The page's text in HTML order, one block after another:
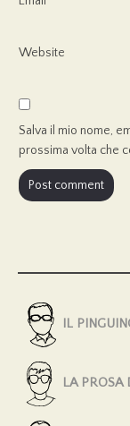
Website
Salva il mio nome,
prossima volta che
IL
LA PROSA